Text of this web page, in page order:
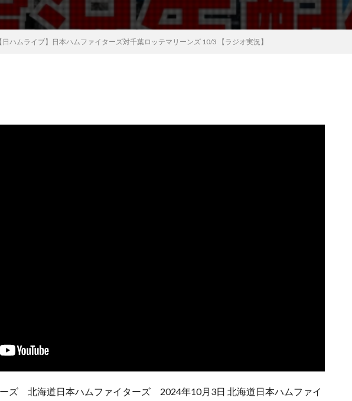
【日ハムライブ】日本ハムファイターズ対千葉ロッテマリーンズ 10/3 【ラジオ実況】
ズ 北海道日本ハムファイターズ 2024年10月3日 北海道日本ハムファイ